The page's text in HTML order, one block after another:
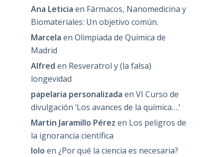
Ana Leticia en Fármacos, Nanomedicina y
Biomateriales: Un objetivo común.
Marcela en Olimpiada de Química de
Madrid
Alfred en Resveratrol y (la falsa)
longevidad
papelaria personalizada en VI Curso de
divulgación ‘Los avances de la química….’
Martin Jaramillo Pérez en Los peligros de
la ignorancia científica
lolo en ¿Por qué la ciencia es necesaria?